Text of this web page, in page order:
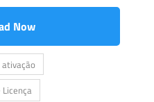
Now
ativação